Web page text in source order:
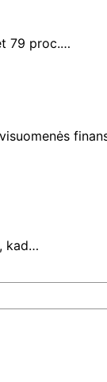
79 proc.…
kad…